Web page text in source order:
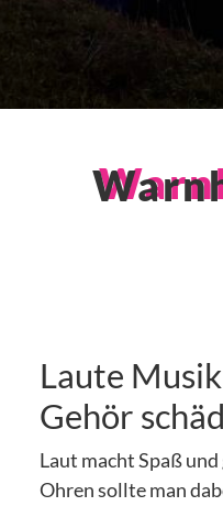
Laute
Gehör
Laut macht Spaß
Ohren sollte man